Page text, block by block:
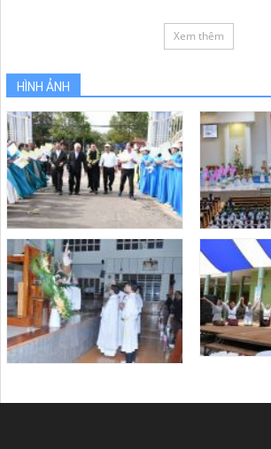
Xem thêm
HÌNH ẢNH